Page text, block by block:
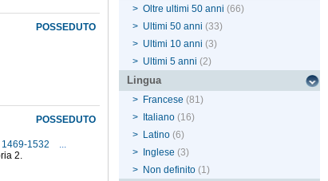
POSSEDUTO
POSSEDUTO
1532
...
2.
> Oltre ultimi 50 anni (66)
> Ultimi 50 anni (33)
> Ultimi 10 anni (3)
> Ultimi 5 anni (2)
Lingua
> Francese (81)
>
Italiano (16)
> Latino (6)
>
Inglese (3)
> Non definito (1)